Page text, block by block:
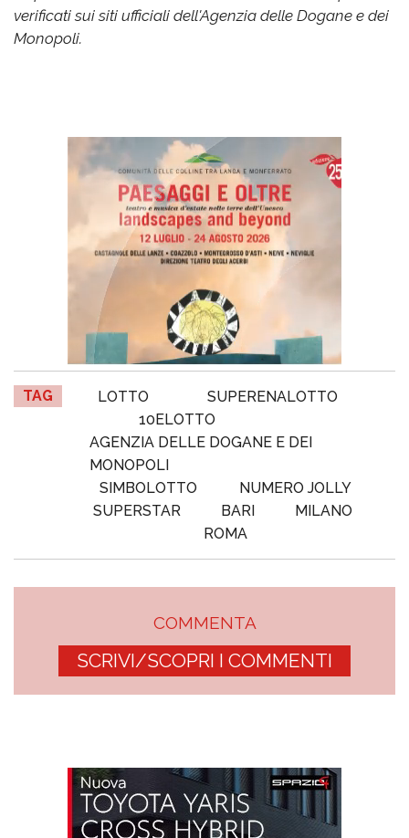
verificati sui siti ufficiali dell'Agenzia delle Dogane e dei
Monopoli.
TAG LOTTO
SUPERENALOTTO
10ELOTTO
AGENZIA DELLE DOGANE E DEI
MONOPOLI
SIMBOLOTTO
NUMERO JOLLY
SUPERSTAR
BARI
MILANO
ROMA
COMMENTA
SCRIVI/SCOPRI I COMMENTI